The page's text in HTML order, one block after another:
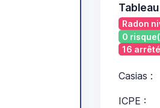
Radon
0
16
Casias :
ICPE :